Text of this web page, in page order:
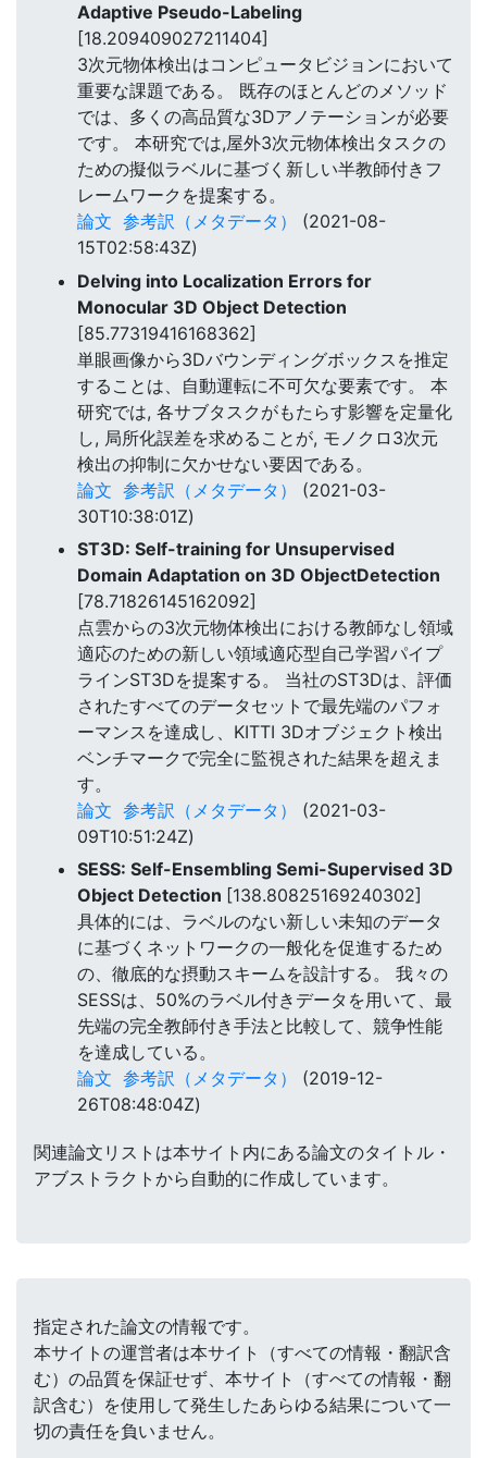
Adaptive Pseudo-Labeling
[18.209409027211404]
3次元物体検出はコンピュータビジョンにおいて
重要な課題である。 既存のほとんどのメソッド
では、多くの高品質な3Dアノテーションが必要
です。 本研究では,屋外3次元物体検出タスクの
ための擬似ラベルに基づく新しい半教師付きフ
レームワークを提案する。
論文 参考訳（メタデータ）
(2021-08-
15T02:58:43Z)
Delving into Localization Errors for
Monocular 3D Object Detection
[85.77319416168362]
単眼画像から3Dバウンディングボックスを推定
することは、自動運転に不可欠な要素です。 本
研究では, 各サブタスクがもたらす影響を定量化
し, 局所化誤差を求めることが, モノクロ3次元
検出の抑制に欠かせない要因である。
論文 参考訳（メタデータ）
(2021-03-
30T10:38:01Z)
ST3D: Self-training for Unsupervised
Domain Adaptation on 3D ObjectDetection
[78.71826145162092]
点雲からの3次元物体検出における教師なし領域
適応のための新しい領域適応型自己学習パイプ
ラインST3Dを提案する。 当社のST3Dは、評価
されたすべてのデータセットで最先端のパフォ
ーマンスを達成し、KITTI 3Dオブジェクト検出
ベンチマークで完全に監視された結果を超えま
す。
論文 参考訳（メタデータ）
(2021-03-
09T10:51:24Z)
SESS: Self-Ensembling Semi-Supervised 3D
Object Detection [138.80825169240302]
具体的には、ラベルのない新しい未知のデータ
に基づくネットワークの一般化を促進するため
の、徹底的な摂動スキームを設計する。 我々の
SESSは、50%のラベル付きデータを用いて、最
先端の完全教師付き手法と比較して、競争性能
を達成している。
論文 参考訳（メタデータ）
(2019-12-
26T08:48:04Z)
関連論文リストは本サイト内にある論文のタイトル・
アブストラクトから自動的に作成しています。
指定された論文の情報です。
本サイトの運営者は本サイト（すべての情報・翻訳含
む）の品質を保証せず、本サイト（すべての情報・翻
訳含む）を使用して発生したあらゆる結果について一
切の責任を負いません。